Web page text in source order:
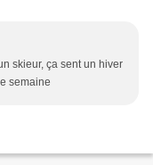
skieur, ça sent un hiver
semaine